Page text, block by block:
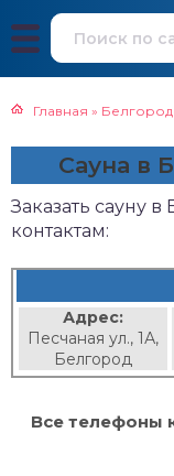
Главная »
Сауна в
Заказать сауну
контактам:
Адрес:
Песчаная ул., 1А,
Белгород
Все телефоны